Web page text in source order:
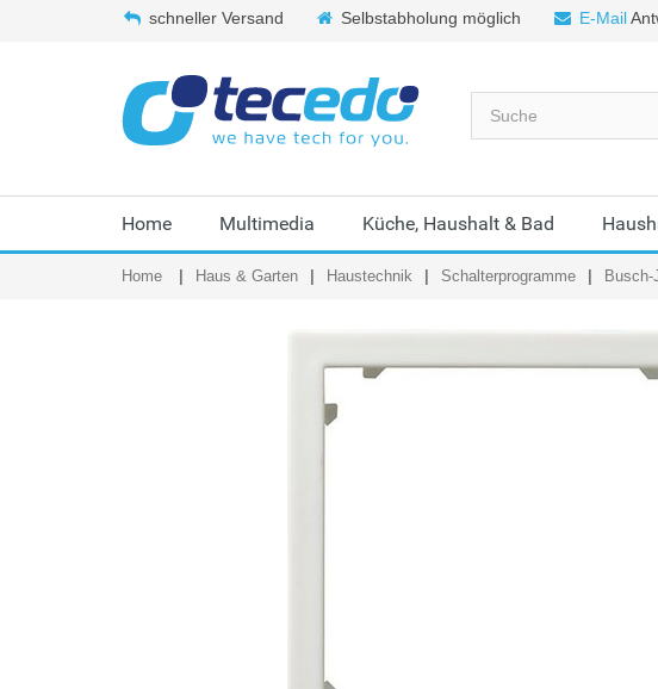
schneller Versand Selbstabholung möglich E-Mail
Home Multimedia Küche, Haushalt & Bad
Home Haus & Garten Haustechnik Schalterprogramme Busch-